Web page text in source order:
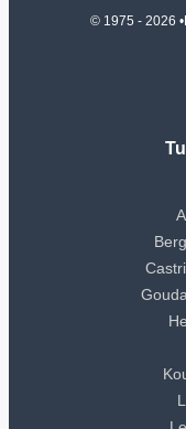
© 1975 - 2026 •
Gouda